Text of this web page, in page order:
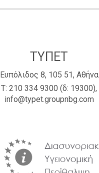
ΤΥΠΕΤ
Ευπόλιδος 8, 105 51, Αθήνα
Τ: 210 334 9300 (δ: 19300),
info@typet.groupnbg.com